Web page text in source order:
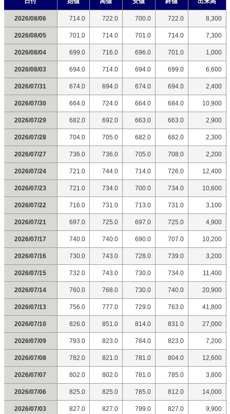
2026/08/06 714.0 722.0 700.0 722.0 8,300
2026/08/05 701.0 714.0 701.0 714.0 7,300
2026/08/04 699.0 716.0 696.0 701.0 1,000
2026/08/03 694.0 714.0 694.0 699.0 6,600
2026/07/31 674.0 694.0 674.0 694.0 2,400
2026/07/30 664.0 724.0 664.0 684.0 10,900
2026/07/29 682.0 692.0 663.0 663.0 2,900
2026/07/28 704.0 705.0 682.0 682.0 2,300
2026/07/27 736.0 736.0 705.0 708.0 2,200
2026/07/24 721.0 744.0 714.0 726.0 12,400
2026/07/23 721.0 734.0 700.0 734.0 10,600
2026/07/22 716.0 731.0 713.0 731.0 3,100
2026/07/21 697.0 725.0 697.0 725.0 4,900
2026/07/17 740.0 740.0 690.0 707.0 10,200
2026/07/16 730.0 743.0 728.0 739.0 3,200
2026/07/15 732.0 743.0 730.0 734.0 11,400
2026/07/14 760.0 768.0 730.0 740.0 20,900
2026/07/13 756.0 777.0 729.0 763.0 41,800
2026/07/10 826.0 851.0 814.0 831.0 27,000
2026/07/09 793.0 823.0 784.0 823.0 7,200
2026/07/08 782.0 821.0 781.0 804.0 12,600
2026/07/07 802.0 802.0 781.0 785.0 3,800
2026/07/06 825.0 825.0 785.0 812.0 14,000
2026/07/03 827.0 827.0 799.0 827.0 9,900